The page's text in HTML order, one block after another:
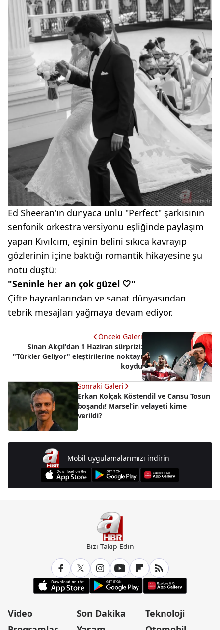
Ed Sheeran'ın dünyaca ünlü "Perfect" şarkısının
senfonik orkestra versiyonu eşliğinde paylaşım
yapan Kıvılcım, eşinin belini sıkıca kavrayıp
gözlerinin içine baktığı romantik hikayesine şu
notu düştü:
"Seninle her an çok güzel 🤍"
Çifte hayranlarından ve sanat dünyasından
tebrik mesajları yağmaya devam ediyor.
Önceki Galeri
Sinan Akçıl'dan 1 Haziran sürprizi:
"Türkler Geliyor" eleştirilerine noktayı
koydu
Sonraki Galeri
Erkan Kolçak Köstendil ve Cansu Tosun
boşandı! Marsel’in velayeti kime
verildi?
Mobil uygulamalarımızı indirin
Bizi Takip Edin
Video
Son Dakika
Teknoloji